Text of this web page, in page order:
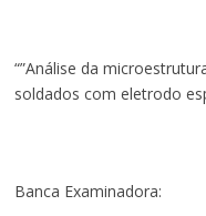
“”Análise da
soldados com eletrodo
Banca Examinadora: